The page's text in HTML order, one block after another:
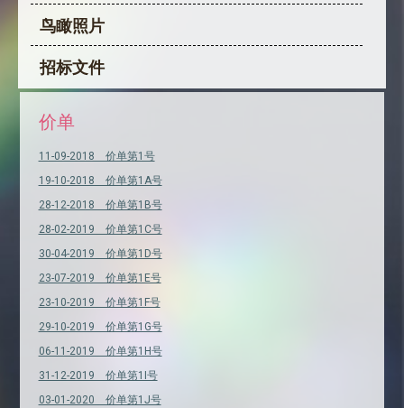
鸟瞰照片
招标文件
价单
11-09-2018 价单第1号
19-10-2018 价单第1A号
28-12-2018 价单第1B号
28-02-2019 价单第1C号
30-04-2019 价单第1D号
23-07-2019 价单第1E号
23-10-2019 价单第1F号
29-10-2019 价单第1G号
06-11-2019 价单第1H号
31-12-2019 价单第1I号
03-01-2020 价单第1J号